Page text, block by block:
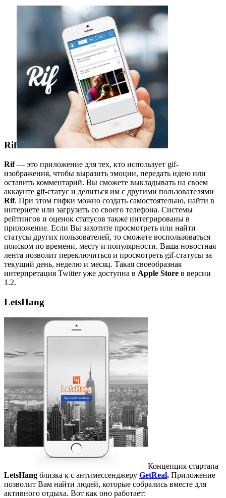
Rif
Rif— это приложение для тех, кто использует gif-
изображения, чтобы выразить эмоции, передать идею или
оставить комментарий. Вы сможете выкладывать на своем
аккаунте gif-статус и делиться им с другими пользователями
Rif. При этом гифки можно создать самостоятельно, найти в
интернете или загрузить со своего телефона. Системы
рейтингов и оценок статусов также интегрированы в
приложение. Если Вы захотите просмотреть или найти
статусы других пользователей, то сможете воспользоваться
поиском по времени, месту и популярности. Ваша новостная
лента позволит переключиться и просмотреть gif-статусы за
текущий день, неделю и месяц. Такая своеобразная
интерпретация Twitter уже доступна в Apple Store в версии
1.2.
LetsHang
Концепция стартапа
LetsHang близка к с антимессенджеру GetReal. Приложение
позволит Вам найти людей, которые собрались вместе для
активного отдыха. Вот как оно работает: